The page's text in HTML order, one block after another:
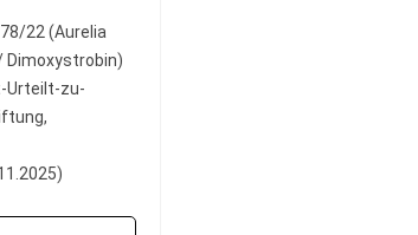
22 (Aurelia
Dimoxystrobin)
Urteilt-zu-